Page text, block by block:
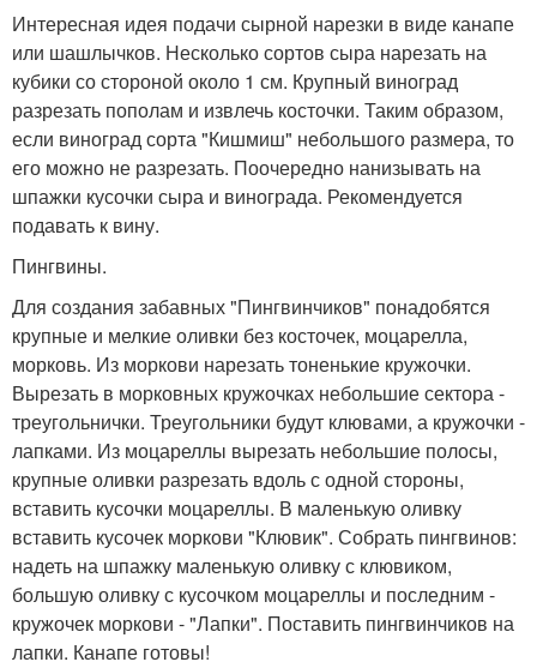
Интересная идея подачи сырной нарезки в виде канапе
или шашлычков. Несколько сортов сыра нарезать на
кубики со стороной около 1 см. Крупный виноград
разрезать пополам и извлечь косточки. Таким образом,
если виноград сорта "Кишмиш" небольшого размера, то
его можно не разрезать. Поочередно нанизывать на
шпажки кусочки сыра и винограда. Рекомендуется
подавать к вину.
Пингвины.
Для создания забавных "Пингвинчиков" понадобятся
крупные и мелкие оливки без косточек, моцарелла,
морковь. Из моркови нарезать тоненькие кружочки.
Вырезать в морковных кружочках небольшие сектора -
треугольнички. Треугольники будут клювами, а кружочки -
лапками. Из моцареллы вырезать небольшие полосы,
крупные оливки разрезать вдоль с одной стороны,
вставить кусочки моцареллы. В маленькую оливку
вставить кусочек моркови "Клювик". Собрать пингвинов:
надеть на шпажку маленькую оливку с клювиком,
большую оливку с кусочком моцареллы и последним -
кружочек моркови - "Лапки". Поставить пингвинчиков на
лапки. Канапе готовы!